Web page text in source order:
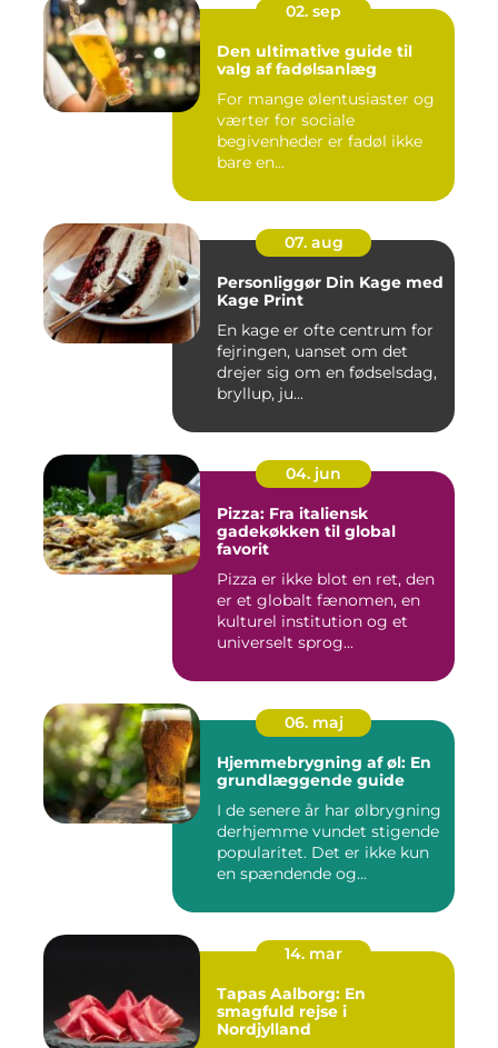
02. sep
Den ultimative guide til
valg af fadølsanlæg
For mange ølentusiaster og
værter for sociale
begivenheder er fadøl ikke
bare en...
07. aug
Personliggør Din Kage med
Kage Print
En kage er ofte centrum for
fejringen, uanset om det
drejer sig om en fødselsdag,
bryllup, ju...
04. jun
Pizza: Fra italiensk
gadekøkken til global
favorit
Pizza er ikke blot en ret, den
er et globalt fænomen, en
kulturel institution og et
universelt sprog...
06. maj
Hjemmebrygning af øl: En
grundlæggende guide
I de senere år har ølbrygning
derhjemme vundet stigende
popularitet. Det er ikke kun
en spændende og...
14. mar
Tapas Aalborg: En
smagfuld rejse i
Nordjylland